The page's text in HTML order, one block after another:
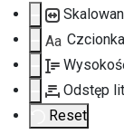
Aa Czcionka
Odstęp
Reset